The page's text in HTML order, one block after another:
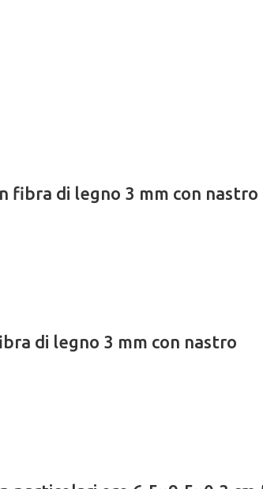
fibra di legno 3 mm con nastro
di legno 3 mm con nastro